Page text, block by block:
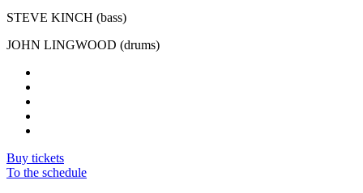
STEVE KINCH (bass)
JOHN LINGWOOD (drums)
Buy tickets
To the schedule